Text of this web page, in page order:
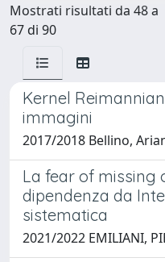
Mostrati risultati da 48 a
67 di 90
Kernel
immagini
2017/2018 Bellino,
La fear of missing
dipendenza da
sistematica
2021/2022 EMILIANI,